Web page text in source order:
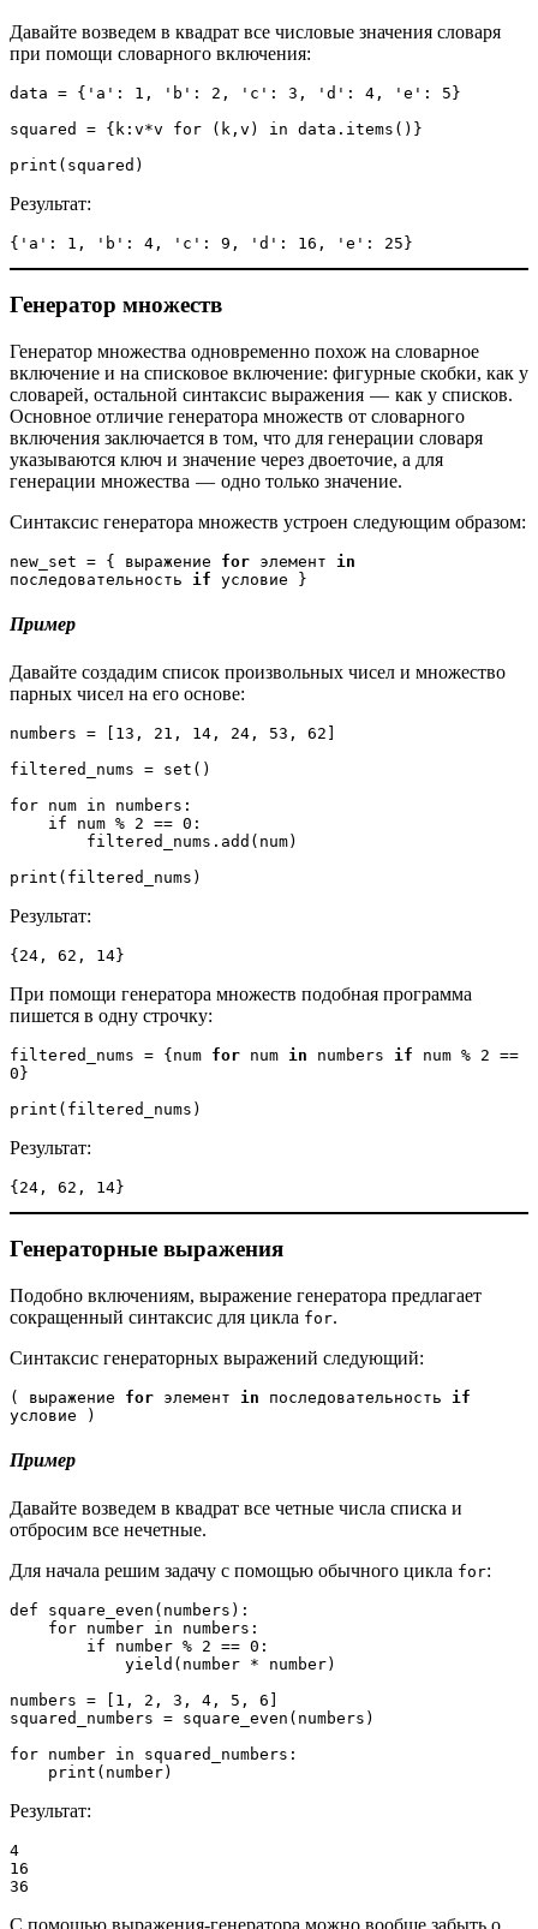
Давайте возведем в квадрат все числовые значения словаря
при помощи словарного включения:
data = {'a': 1, 'b': 2, 'c': 3, 'd': 4, 'e': 5}
squared = {k:v*v for (k,v) in data.items()}
print(squared)
Результат:
{'a': 1, 'b': 4, 'c': 9, 'd': 16, 'e': 25}
Генератор множеств
Генератор множества одновременно похож на словарное
включение и на списковое включение: фигурные скобки, как у
словарей, остальной синтаксис выражения — как у списков.
Основное отличие генератора множеств от словарного
включения заключается в том, что для генерации словаря
указываются ключ и значение через двоеточие, а для
генерации множества — одно только значение.
Синтаксис генератора множеств устроен следующим образом:
new_set = { выражение for элемент in
последовательность if условие }
Пример
Давайте создадим список произвольных чисел и множество
парных чисел на его основе:
numbers = [13, 21, 14, 24, 53, 62]
filtered_nums = set()
for num in numbers:
print(filtered_nums)
Результат:
{24, 62, 14}
При помощи генератора множеств подобная программа
пишется в одну строчку:
filtered_nums = {num for num in numbers if num % 2 ==
0}
print(filtered_nums)
Результат:
{24, 62, 14}
Генераторные выражения
Подобно включениям, выражение генератора предлагает
сокращенный синтаксис для цикла for.
Синтаксис генераторных выражений следующий:
( выражение for элемент in последовательность if
условие )
Пример
Давайте возведем в квадрат все четные числа списка и
отбросим все нечетные.
Для начала решим задачу с помощью обычного цикла for:
def square_even(numbers):
numbers = [1, 2, 3, 4, 5, 6]
squared_numbers = square_even(numbers)
for number in squared_numbers:
    print(number)
Результат:
4
16
36
С помощью выражения-генератора можно вообще забыть о